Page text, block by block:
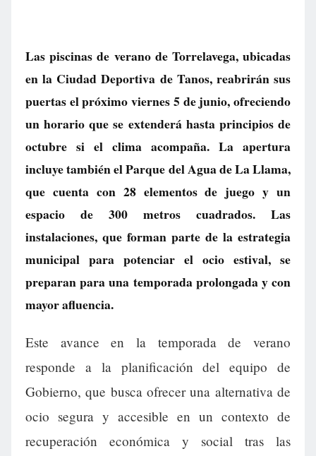
Las piscinas de verano de Torrelavega, ubicadas
en la Ciudad Deportiva de Tanos, reabrirán sus
puertas el próximo viernes 5 de junio, ofreciendo
un horario que se extenderá hasta principios de
octubre si el clima acompaña. La apertura
incluye también el Parque del Agua de La Llama,
que cuenta con 28 elementos de juego y un
espacio de 300 metros cuadrados. Las
instalaciones, que forman parte de la estrategia
municipal para potenciar el ocio estival, se
preparan para una temporada prolongada y con
mayor afluencia.
Este avance en la temporada de verano
responde a la planificación del equipo de
Gobierno, que busca ofrecer una alternativa de
ocio segura y accesible en un contexto de
recuperación económica y social tras las